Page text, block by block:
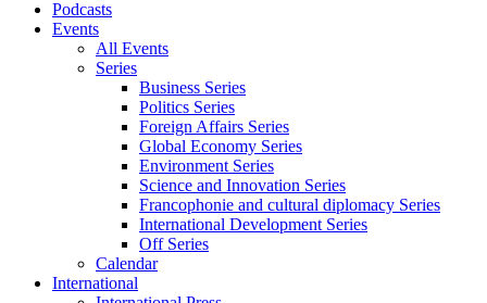
Podcasts
Events
All Events
Series
Business Series
Politics Series
Foreign Affairs Series
Global Economy Series
Environment Series
Science and Innovation Series
Francophonie and cultural diplomacy Series
International Development Series
Off Series
Calendar
International